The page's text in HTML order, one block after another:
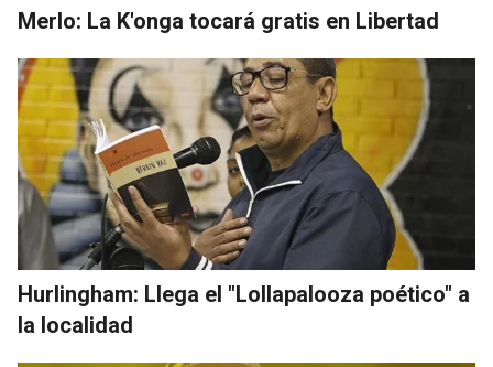
Merlo: La K'onga tocará gratis en Libertad
Hurlingham: Llega el "Lollapalooza poético" a
la localidad